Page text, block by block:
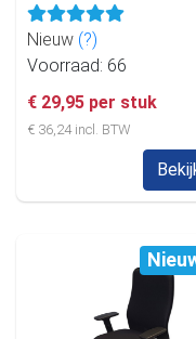
Nieuw (?)
Voorraad: 66
€ 29,95 per stuk
€ 36,24 incl. BTW